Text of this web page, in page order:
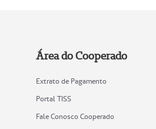
Área do Cooperado
Extrato de Pagamento
Portal TISS
Fale Conosco Cooperado